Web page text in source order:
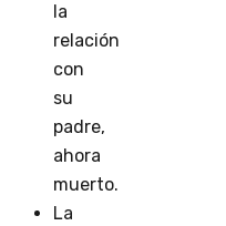
la
relación
con
su
padre,
ahora
muerto.
La